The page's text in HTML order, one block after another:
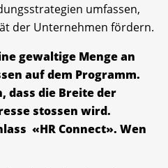
umfassen,
der Unternehmen fördern.
gewaltige Menge an
auf dem Programm.
dass die Breite der
stossen wird.
«HR Connect». Wen